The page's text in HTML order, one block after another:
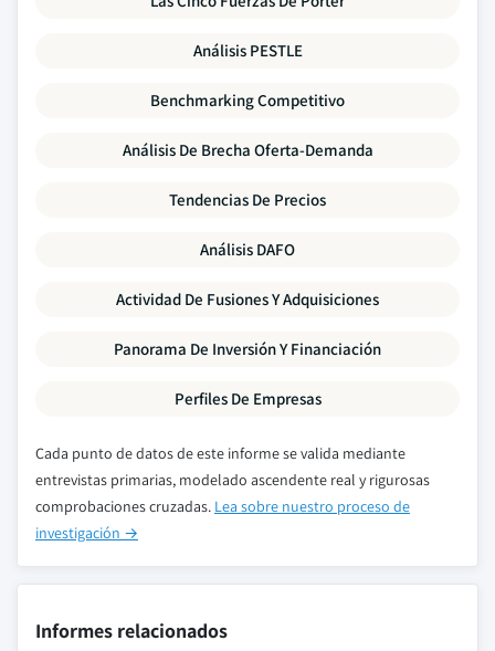
Análisis PESTLE
Benchmarking Competitivo
Análisis De Brecha Oferta-Demanda
Tendencias De Precios
Análisis DAFO
Actividad De Fusiones Y Adquisiciones
Panorama De Inversión Y Financiación
Perfiles De Empresas
Cada punto de datos de este informe se valida mediante
entrevistas primarias, modelado ascendente real y rigurosas
comprobaciones cruzadas. Lea sobre nuestro proceso de
investigación →
Informes relacionados